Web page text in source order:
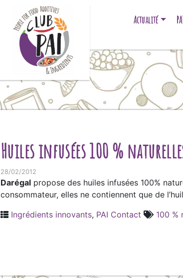
Actualité
Huiles infusées 100 %
28/02/2012
Darégal propose des huiles infusées 100%
consommateur, elles ne contiennent que de
Ingrédients innovants, PAI Contact 100 %